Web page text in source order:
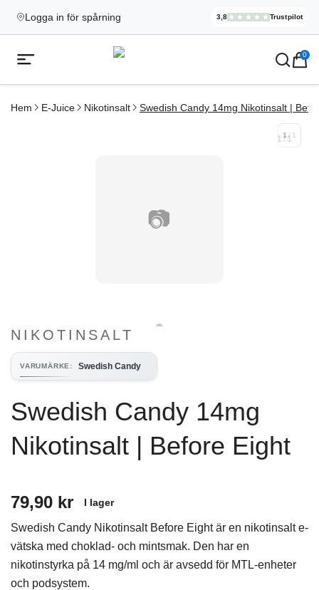
Logga in för spårning
Elekcig.se
3,8 Trustpilot
,3 071
Öppna mobilmeny
Ecigg → Köp e-cigarett och 0
Hem E-Juice Nikotinsalt Swedish Candy 14mg Nikotinsalt |
📷
1 / 1
1 / 1
NIKOTINSALT
VARUMÄRKE : Swedish Candy
Swedish Candy 14mg
Nikotinsalt | Before Eight
79,90 kr I lager
Swedish Candy Nikotinsalt Before Eight är en nikotinsalt e-
vätska med choklad- och mintsmak. Den har en
nikotinstyrka på 14 mg/ml och är avsedd för MTL-enheter
och podsystem.